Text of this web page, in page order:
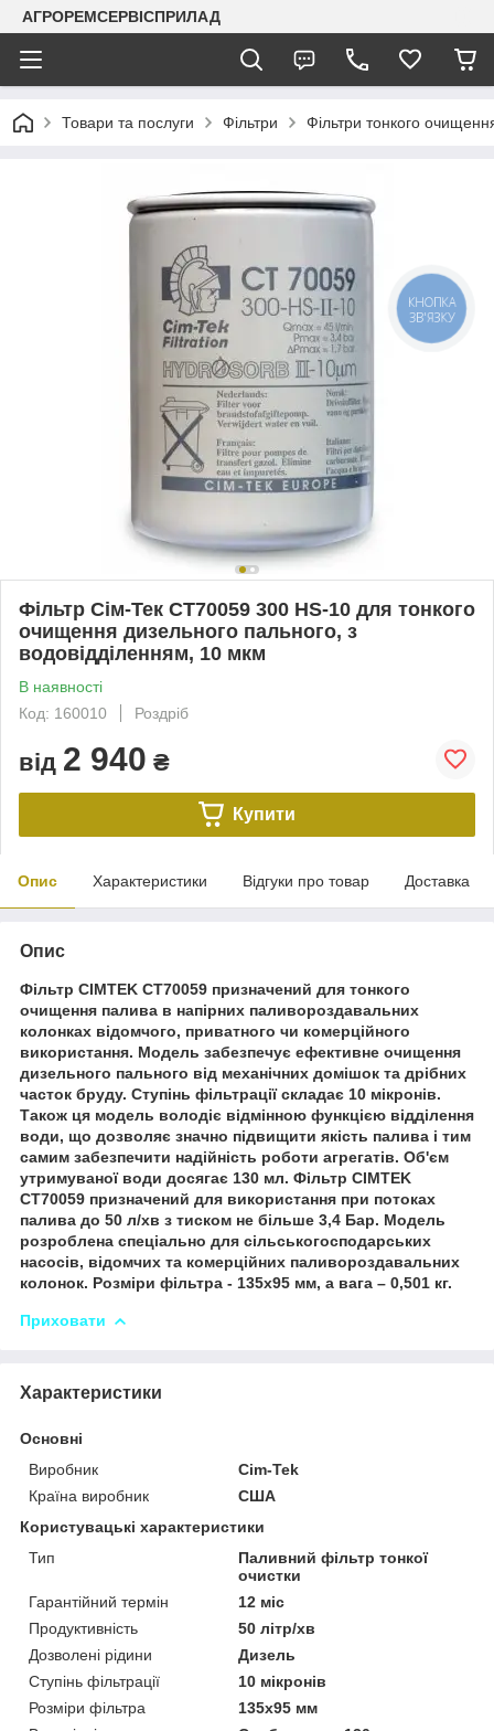
АГРОРЕМСЕРВІСПРИЛАД
Товари та послуги Фільтри Фільтри тонкого
Фільтр Сім-Тек CT70059 300 HS-10 для тонкого
очищення дизельного пального, з
водовідділенням, 10 мкм
В наявності
Код: 160010
Роздріб
від 2 940 ₴
Купити
Опис Характеристики Відгуки про товар Доставка
Опис
Фільтр CIMTEK CT70059 призначений для тонкого
очищення палива в напірних паливороздавальних
колонках відомчого, приватного чи комерційного
використання. Модель забезпечує ефективне очищення
дизельного пального від механічних домішок та дрібних
часток бруду. Ступінь фільтрації складає 10 мікронів.
Також ця модель володіє відмінною функцією відділення
води, що дозволяє значно підвищити якість палива і тим
самим забезпечити надійність роботи агрегатів. Об'єм
утримуваної води досягає 130 мл. Фільтр CIMTEK
CT70059 призначений для використання при потоках
палива до 50 л/хв з тиском не більше 3,4 Бар. Модель
розроблена спеціально для сільськогосподарських
насосів, відомчих та комерційних паливороздавальних
колонок. Розміри фільтра - 135х95 мм, а вага – 0,501 кг.
Приховати
Характеристики
Основні
Виробник
Cim-Tek
Країна виробник
США
Користувацькі характеристики
Тип
Паливний фільтр тонкої
очистки
Гарантійний термін
12 міс
Продуктивність
50 літр/хв
Дозволені рідини
Дизель
Ступінь фільтрації
10 мікронів
Розміри фільтра
135х95 мм
КНОПКА
ЗВ'ЯЗКУ